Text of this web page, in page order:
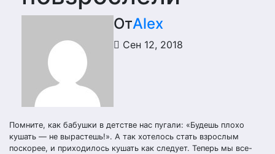
ОтAlex
Сен 12, 2018
Помните, как бабушки в детстве нас пугали: «Будешь плохо
кушать — не вырастешь!». А так хотелось стать взрослым
поскорее, и приходилось кушать как следует. Теперь мы все-